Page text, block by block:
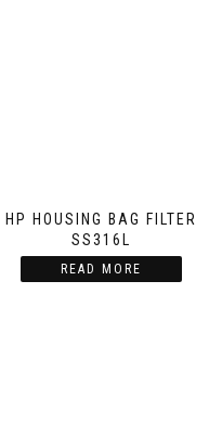
HP HOUSING BAG FILTER
SS316L
READ MORE